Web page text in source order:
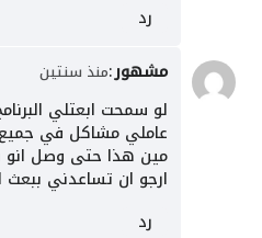
رد
مشهور:منذ سنتين
لو سمحت ابعتلي
عاملي مشاكل في
مين هذا حتى وصل انو
ارجو ان تساعدني ببعث
رد